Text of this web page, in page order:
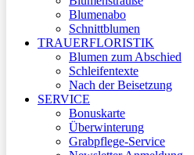
Blumenabo
Schnittblumen
TRAUERFLORISTIK
Blumen zum Abschied
Schleifentexte
Nach der Beisetzung
SERVICE
Bonuskarte
Überwinterung
Grabpflege-Service